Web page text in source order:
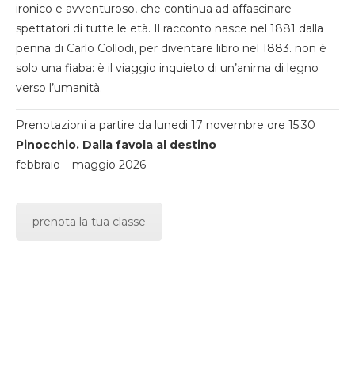
ironico e avventuroso, che continua ad affascinare
spettatori di tutte le età. Il racconto nasce nel 1881 dalla
penna di Carlo Collodi, per diventare libro nel 1883. non è
solo una fiaba: è il viaggio inquieto di un’anima di legno
verso l’umanità.
Prenotazioni a partire da lunedi 17 novembre ore 15.30
Pinocchio. Dalla favola al destino
febbraio – maggio 2026
prenota la tua classe